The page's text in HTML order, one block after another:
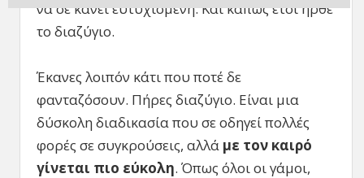
να σε κάνει ευτυχισμένη. Και κάπως έτσι ήρθε
το διαζύγιο.
Έκανες λοιπόν κάτι που ποτέ δε
φανταζόσουν. Πήρες διαζύγιο. Είναι μια
δύσκολη διαδικασία που σε οδηγεί πολλές
φορές σε συγκρούσεις, αλλά με τον καιρό
γίνεται πιο εύκολη. Όπως όλοι οι γάμοι,